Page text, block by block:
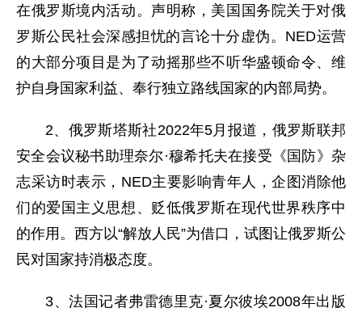
在俄罗斯境内活动。声明称，美国国务院关于对俄
罗斯公民社会深感担忧的言论十分虚伪。NED运营
的大部分项目是为了动摇那些不听华盛顿命令、维
护自身国家利益、奉行独立路线国家的内部局势。
2、俄罗斯塔斯社2022年5月报道，俄罗斯联邦
安全会议秘书助理奈尔·穆希托夫在接受《国防》杂
志采访时表示，NED主要影响青年人，企图消除他
们的爱国主义思想、贬低俄罗斯在现代世界秩序中
的作用。西方以“解放人民”为借口，试图让俄罗斯公
民对国家持消极态度。
3、法国记者弗雷德里克·夏尔彼埃2008年出版